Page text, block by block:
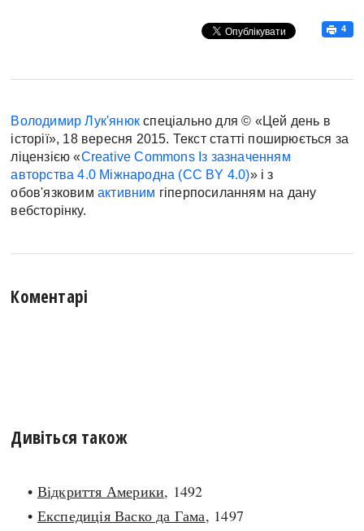
4
Володимир Лук'янюк спеціально для © «Цей день в
історії», 18 вересня 2015. Текст статті поширюється за
ліцензією «Creative Commons Із зазначенням
авторства 4.0 Міжнародна (CC BY 4.0)» і з
обов'язковимактивним гіперпосиланням на дану
вебсторінку.
Коментарі
Дивіться також
• Відкриття Америки, 1492
• Експедиція Васко да Гама, 1497